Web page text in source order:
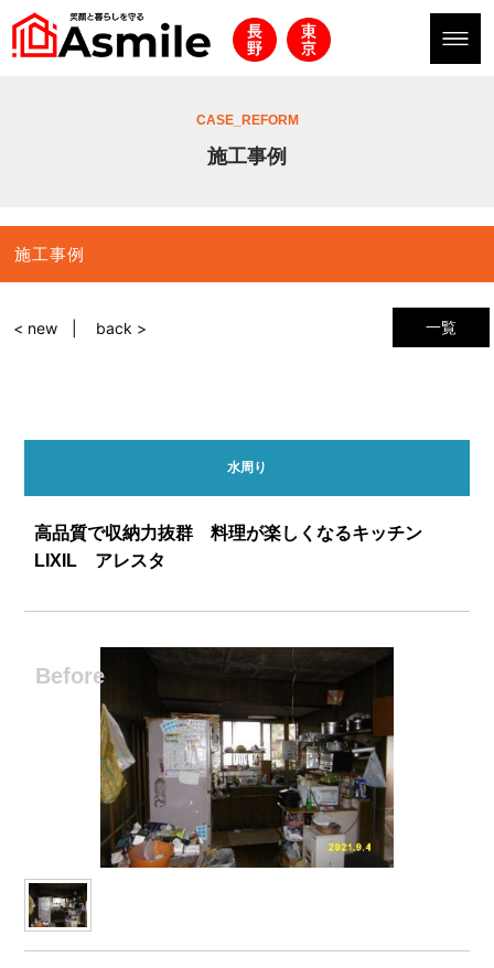
CASE_REFORM
施工事例
施工事例
一覧
< new back >
水周り
高品質で収納力抜群 料理が楽しくなるキッチン
LIXIL アレスタ